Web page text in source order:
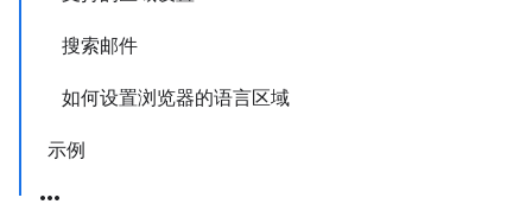
搜索邮件
如何设置浏览器的语言区域
示例